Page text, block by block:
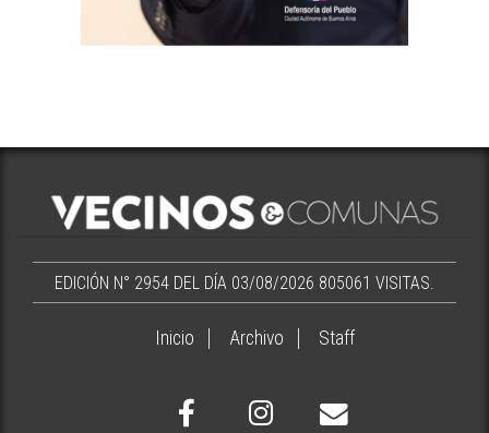
EDICIÓN N° 2954 DEL DÍA 03/08/2026 805061 VISITAS.
Inicio Archivo Staff